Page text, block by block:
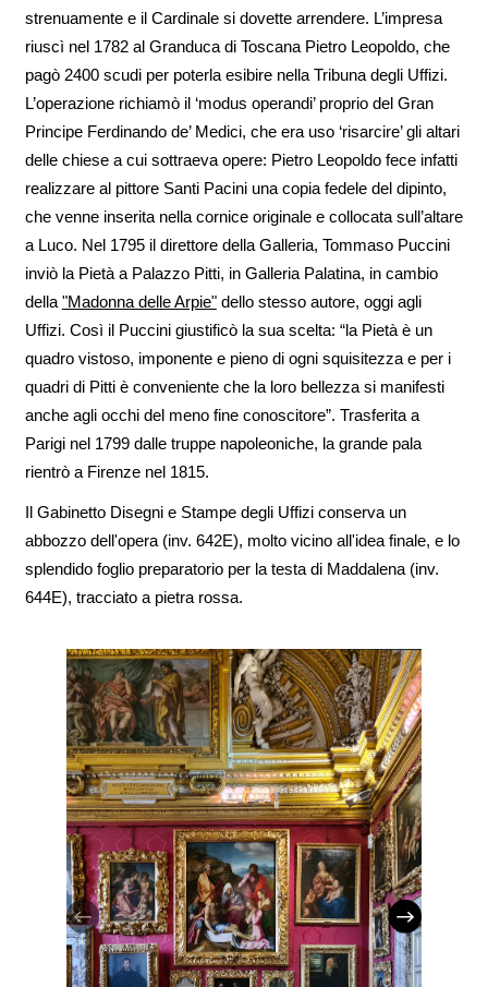
strenuamente e il Cardinale si dovette arrendere. L’impresa
riuscì nel 1782 al Granduca di Toscana Pietro Leopoldo, che
pagò 2400 scudi per poterla esibire nella Tribuna degli Uffizi.
L’operazione richiamò il ‘modus operandi’ proprio del Gran
Principe Ferdinando de’ Medici, che era uso ‘risarcire’ gli altari
delle chiese a cui sottraeva opere: Pietro Leopoldo fece infatti
realizzare al pittore Santi Pacini una copia fedele del dipinto,
che venne inserita nella cornice originale e collocata sull’altare
a Luco. Nel 1795 il direttore della Galleria, Tommaso Puccini
inviò la Pietà a Palazzo Pitti, in Galleria Palatina, in cambio
della "Madonna delle Arpie"dello stesso autore, oggi agli
Uffizi. Così il Puccini giustificò la sua scelta: “la Pietà è un
quadro vistoso, imponente e pieno di ogni squisitezza e per i
quadri di Pitti è conveniente che la loro bellezza si manifesti
anche agli occhi del meno fine conoscitore”. Trasferita a
Parigi nel 1799 dalle truppe napoleoniche, la grande pala
rientrò a Firenze nel 1815.
Il Gabinetto Disegni e Stampe degli Uffizi conserva un
abbozzo dell'opera (inv. 642E), molto vicino all'idea finale, e lo
splendido foglio preparatorio per la testa di Maddalena (inv.
644E), tracciato a pietra rossa.